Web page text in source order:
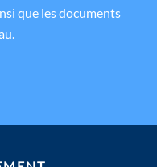
que les documents